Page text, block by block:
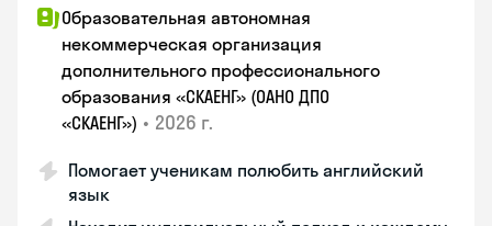
Образовательная автономная
некоммерческая организация
дополнительного профессионального
образования «СКАЕНГ» (ОАНО ДПО
«СКАЕНГ») • 2026 г.
Помогает ученикам полюбить английский
язык